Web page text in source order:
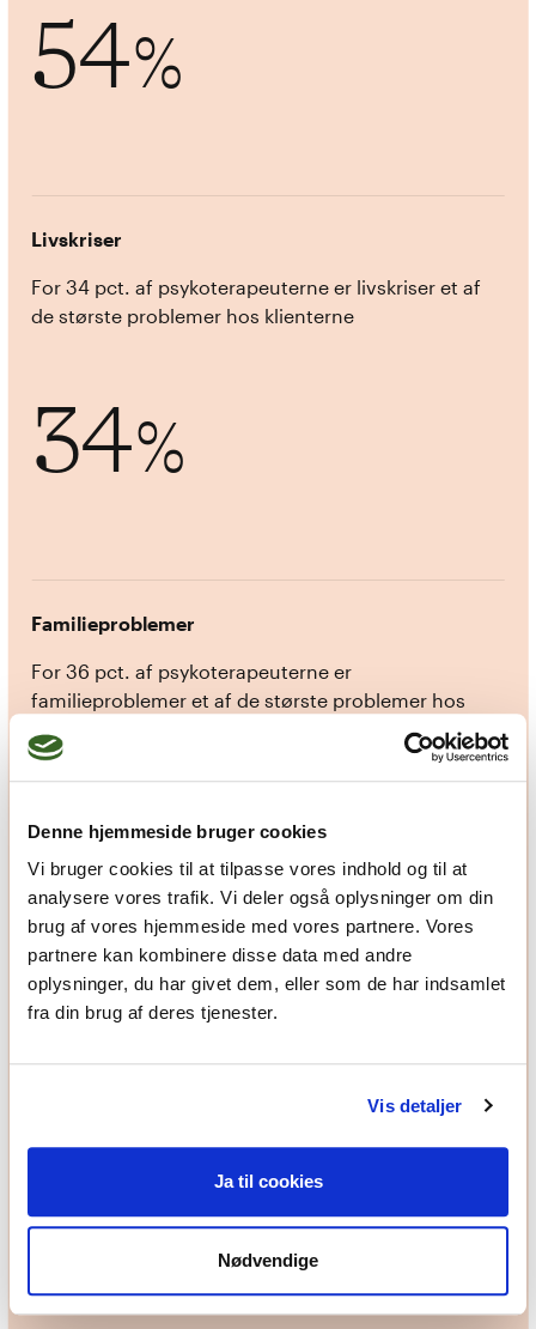
Denne hjemmeside bruger cookies
Vi bruger cookies til at tilpasse vores indhold og til at
analysere vores trafik. Vi deler også oplysninger om din
brug af vores hjemmeside med vores partnere. Vores
partnere kan kombinere disse data med andre
oplysninger, du har givet dem, eller som de har indsamlet
fra din brug af deres tjenester.
Vis detaljer
Ja til cookies
Nødvendige
54%
Livskriser
For 34 pct. af psykoterapeuterne er livskriser et af
de største problemer hos klienterne
34%
Familieproblemer
For 36 pct. af psykoterapeuterne er
familieproblemer et af de største problemer hos
deres klienter
36%
31%